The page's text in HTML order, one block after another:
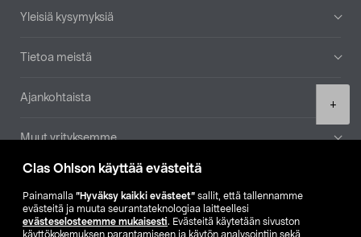
Clas Ohlson käyttää evästeitä
Painamalla ”Hyväksy kaikki evästeet” sallit, että tallennamme
evästeitä ja muuta seurantateknologiaa laitteellesi
evästeselosteemme mukaisesti. Evästeitä käytetään sivuston
käyttökokemuksen parantamiseen ja käytön analysointiin sekä
+
Yleisiä kysymyksiä
Tietoa meistä
Ajankohtaista
Muut yrityksemme
Etsi myymälä
SE NO FI